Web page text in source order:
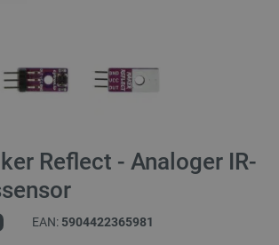
Reflect - Analoger IR-
EAN: 5904422365981